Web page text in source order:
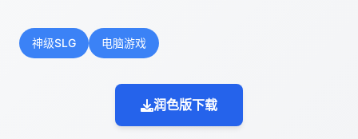
神级SLG 电脑游戏
润色版下载